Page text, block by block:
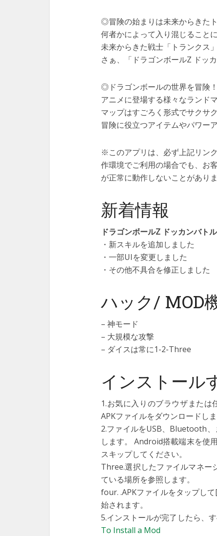
◎冒険の始まりは未来からきた
何者かによって入り混じること
未来からきた戦士「トランクス
さぁ、「ドラゴンボールZ ドッ
◎ドラゴンボールの世界を冒険
アニメに登場する様々なランド
マップはすごろく形式でサクサ
冒険に役立つアイテムやパワー
※このアプリは、必ず上記リン
作環境でご利用の場合でも、お
が正常に動作しないことがありま
新着情報
ドラゴンボールZ ドッカンバト
・新スキルを追加しました
・一部UIを変更しました
・その他不具合を修正しました
ハック/ MOD
– 神モード
– 大規模な攻撃
– ダイスは常に1-2-Three
インストール
1.お気に入りのブラウザまた
APKファイルをダウンロードしま
2.ファイルをUSB、Bluetooth
します。 Android搭載端末を使
スキップしてください。
Three.選択したファイルマネー
ている場所を参照します。
four. .APKファイルをタップし
始されます。
5.インストールが完了したら、
To Install a Mod